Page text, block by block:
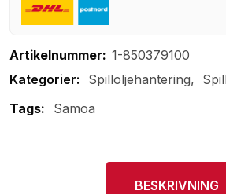
Artikelnummer: 1-850379100
Spilloljehantering
Tags:
Samoa
BESKRIVNING